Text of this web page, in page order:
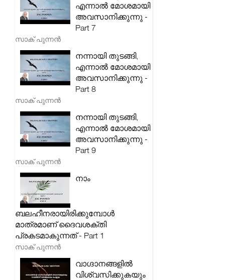
എന്നാൽ മോശമായി
അവസാനിക്കുന്നു -
Part 7
സാക് പുന്നൻ
നന്നായി തുടങ്ങി,
എന്നാൽ മോശമായി
അവസാനിക്കുന്നു -
Part 8
സാക് പുന്നൻ
നന്നായി തുടങ്ങി,
എന്നാൽ മോശമായി
അവസാനിക്കുന്നു -
Part 9
സാക് പുന്നൻ
നാം
ബലഹീനരായിരിക്കുമ്പോൾ
മാത്രമാണ് ദൈവശക്തി
പ്രകടമാകുന്നത് - Part 1
സാക് പുന്നൻ
വാഗ്ദാനങ്ങളിൽ
വിശ്വസിക്കുകയും